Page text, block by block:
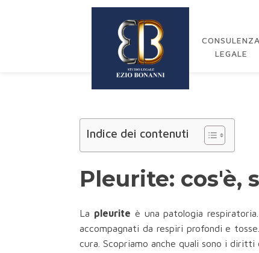
CONSULENZA
LEGALE
Indice dei contenuti
Pleurite: cos'è,
La pleurite è una patologia
accompagnati da respiri profondi e
cura. Scopriamo anche quali sono i